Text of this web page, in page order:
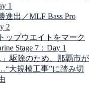
1
進出／MLF Bass Pro
2
ップウエイトをマーク
Stage 7：Day 1
駆除のため、那覇市が
大規模工事”に踏み切